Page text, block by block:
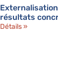
résultats
Détails »